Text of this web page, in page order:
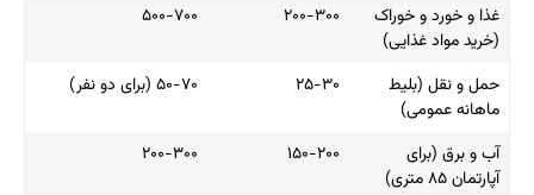
غذا و خورد و خوراک
(خرید مواد غذایی)
۲۰۰-۳۰۰ ۵۰۰-۷۰۰
حمل و نقل (بلیط
ماهانه عمومی)
۲۵-۳۰ ۵۰-۷۰ (برای دو نفر)
آب و برق (برای
آپارتمان ۸۵ متری)
۱۵۰-۲۰۰ ۲۰۰-۳۰۰